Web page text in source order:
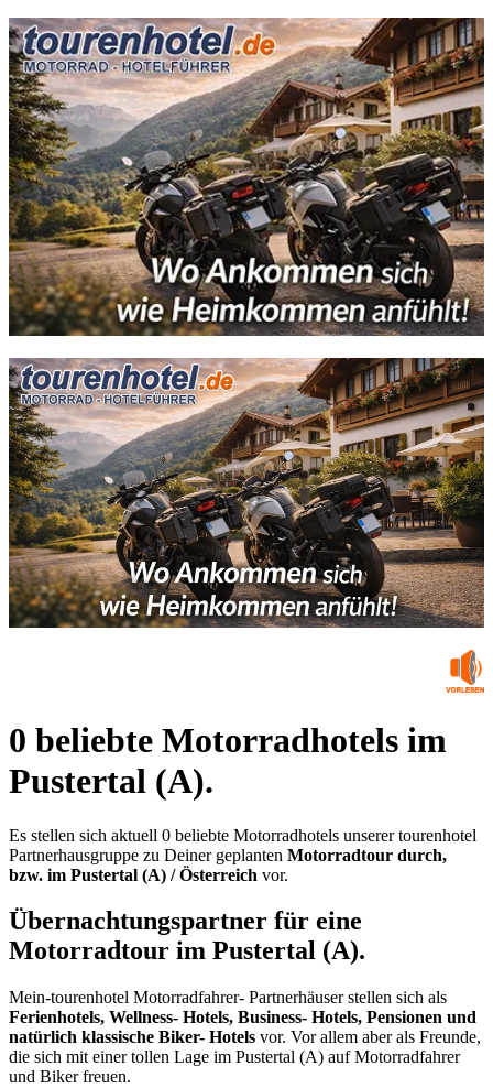
0 beliebte Motorradhotels im
Pustertal (A).
Es stellen sich aktuell 0 beliebte Motorradhotels unserer tourenhotel
Partnerhausgruppe zu Deiner geplanten Motorradtour durch,
bzw. im Pustertal (A) / Österreich vor.
Übernachtungspartner für eine
Motorradtour im Pustertal (A).
Mein-tourenhotel Motorradfahrer- Partnerhäuser stellen sich als
Ferienhotels, Wellness- Hotels, Business- Hotels, Pensionen und
natürlich klassische Biker- Hotels vor. Vor allem aber als Freunde,
die sich mit einer tollen Lage im Pustertal (A) auf Motorradfahrer
und Biker freuen.